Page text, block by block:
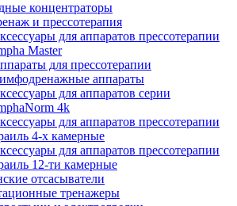
концентраторы
и прессотерапия
для аппаратов прессотерапии
Master
для прессотерапии
аппараты
для аппаратов серии
4k
для аппаратов прессотерапии
4-х камерные
для аппаратов прессотерапии
12-ти камерные
отсасыватели
тренажеры